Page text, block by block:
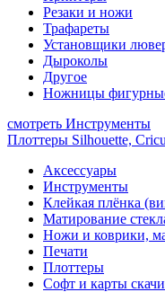
Резаки и ножи
Трафареты
Установщики
Дыроколы
Другое
Ножницы
смотреть Инструменты
Плоттеры Silhouette,
Аксессуары
Инструменты
Клейкая плёнка
Матирование
Ножи и коврики,
Печати
Плоттеры
Софт и карты